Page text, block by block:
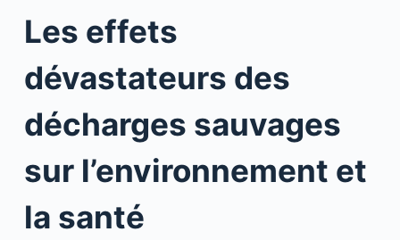
Les effets
dévastateurs des
décharges sauvages
sur l’environnement et
la santé